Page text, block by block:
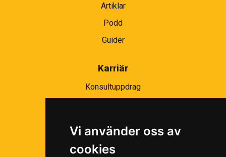
Vi använder oss av
cookies
Artiklar
Podd
Guider
Karriär
Konsultuppdrag
Ramavtal